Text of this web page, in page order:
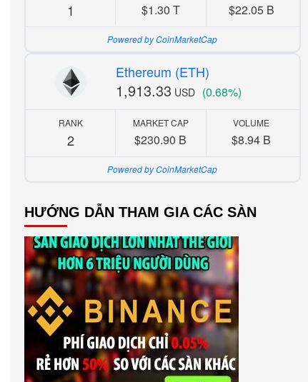
1 $1.30 T $22.05 B
Powered by CoinMarketCap
Ethereum (ETH)
1,913.33 USD (0.68%)
RANK
2
MARKET CAP
$230.90 B
VOLUME
$8.94 B
Powered by CoinMarketCap
HƯỚNG DẪN THAM GIA CÁC SÀN